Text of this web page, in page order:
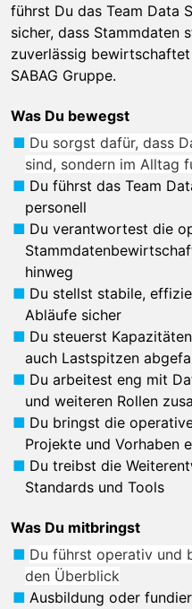
führst Du das Team Data
sicher, dass Stammdaten
zuverlässig
SABAG Gruppe.
Was Du bewegst
Du sorgst dafür, dass
sind, sondern im Alltag
Du führst das Team
personell
Du verantwortest die
hinweg
Du stellst stabile,
Abläufe sicher
Du steuerst
auch Lastspitzen
Du arbeitest eng mit
und weiteren Rollen
Du bringst die
Projekte und Vorhaben
Du treibst die
Standards und Tools
Was Du mitbringst
Du führst operativ und
den Überblick
Ausbildung oder